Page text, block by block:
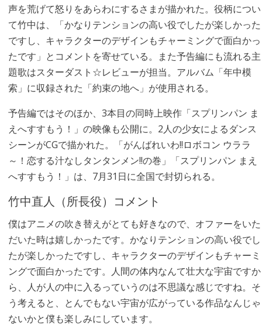
声を荒げて怒りをあらわにするさまが描かれた。役柄につい
て竹中は、「かなりテンションの高い役でしたが楽しかった
ですし、キャラクターのデザインもチャーミングで面白かっ
たです」とコメントを寄せている。また予告編にも流れる主
題歌はスターダスト☆レビューが担当。アルバム「年中模
索」に収録された「約束の地へ」が使用される。
予告編ではそのほか、3本目の同時上映作「スプリンパン ま
えへすすもう！」の映像も公開に。2人の少女によるダンス
シーンがCGで描かれた。「がんばれいわ!!ロボコン ウララ
～！恋する汁なしタンタンメン!!の巻」「スプリンパン まえ
へすすもう！」は、7月31日に全国で封切られる。
竹中直人（所長役）コメント
僕はアニメの吹き替えがとても好きなので、オファーをいた
だいた時は嬉しかったです。かなりテンションの高い役でし
たが楽しかったですし、キャラクターのデザインもチャーミ
ングで面白かったです。人間の体内なんて壮大な宇宙ですか
ら、人が人の中に入るっていうのは不思議な感じですね。そ
う考えると、とんでもない宇宙が広がっている作品なんじゃ
ないかと僕も楽しみにしています。